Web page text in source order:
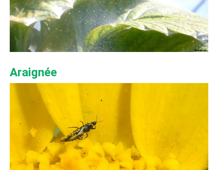
Araignée